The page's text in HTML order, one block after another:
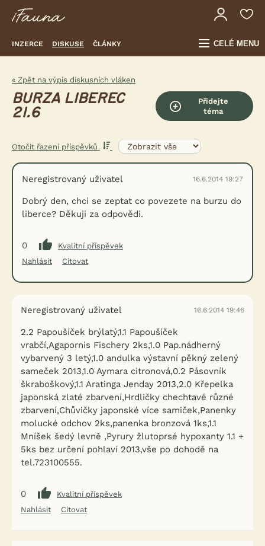
INZERCE DISKUSE ČLÁNKY CELÉ MENU
« Zpět na výpis diskusních vláken
BURZA LIBEREC
21.6
Přidejte
téma
Otočit řazení příspěvků
Neregistrovaný uživatel 16.6.2014 19:27
Dobrý den, chci se zeptat co povezete na burzu do
liberce? Děkuji za odpovědi.
0
Kvalitní příspěvek
Nahlásit
Citovat
Neregistrovaný uživatel 16.6.2014 19:46
2.2 Papoušíček brýlatý,1.1 Papoušíček
vrabčí,Agapornis Fischery 2ks,1.0 Pap.nádherný
vybarvený 3 letý,1.0 andulka výstavní pěkný zelený
sameček 2013,1.0 Aymara citronová,0.2 Pásovník
škraboškový,1.1 Aratinga Jenday 2013,2.0 Křepelka
japonská zlaté zbarvení,Hrdličky chechtavé různé
zbarvení,Chůvičky japonské více samiček,Panenky
molucké odchov 2ks,panenka bronzová 1ks,1.1
Mníšek šedý levně ,Pyrury žlutoprsé hypoxanty 1.1 +
5ks bez určení pohlaví 2013,vše po dohodě na
tel.723100555.
0
Kvalitní příspěvek
Nahlásit
Citovat